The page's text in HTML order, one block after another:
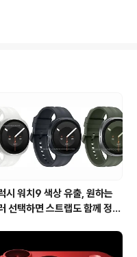
어 구성
니다.
다. 코원
있고,
배경화
브 배경
기본적으
시 워치9 색상 유출, 원하는
선택하면 스트랩도 함께 정해